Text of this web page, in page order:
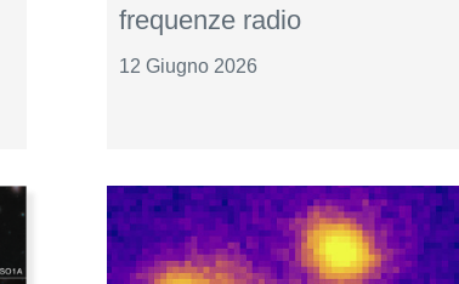
frequenze radio
12 Giugno 2026